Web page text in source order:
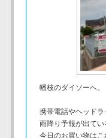
幡枝のダイソーへ。
携帯電話やヘッドラ
雨降り予報が出てい
今日のお買い物はこ